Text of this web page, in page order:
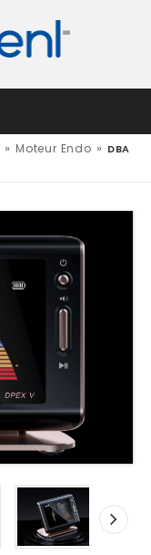
» Moteur Endo » DBA